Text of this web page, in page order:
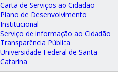
Carta de Serviços ao Cidadão
Plano de Desenvolvimento
Institucional
Serviço de informação ao Cidadão
Transparência Pública
Universidade Federal de Santa
Catarina